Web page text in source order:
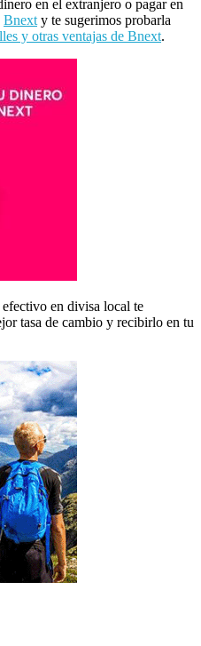
en el extranjero o pagar en
Bnext y te sugerimos probarla
y otras ventajas de Bnext.
en divisa local te
tasa de cambio y recibirlo en tu